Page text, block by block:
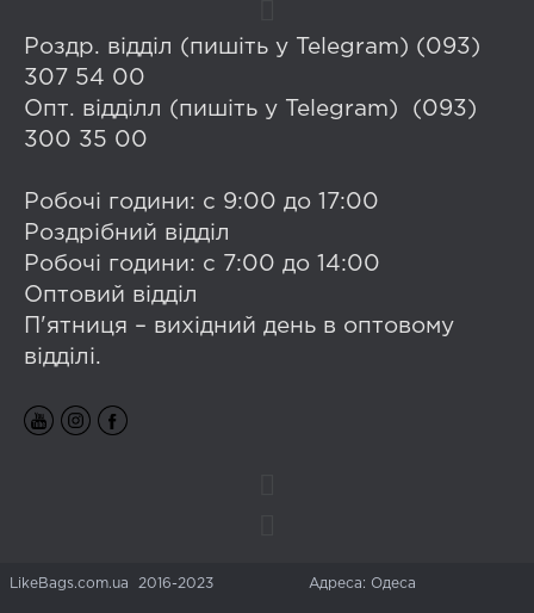
Роздр. відділ (пишіть у Telegram) (093)
307 54 00
Опт. відділл (пишіть у Telegram) (093)
300 35 00
Робочі години: с 9:00 до 17:00
Роздрібний відділ
Робочі години: с 7:00 до 14:00
Оптовий відділ
П'ятниця – вихідний день в оптовому
відділі.
LikeBags.com.ua 2016-2023 Адреса: Одеса